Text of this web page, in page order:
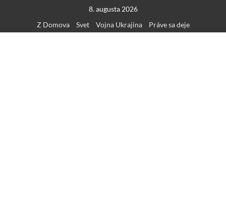
content
8. augusta 2026
Z Domova
Svet Vojna Ukrajina Práve sa deje